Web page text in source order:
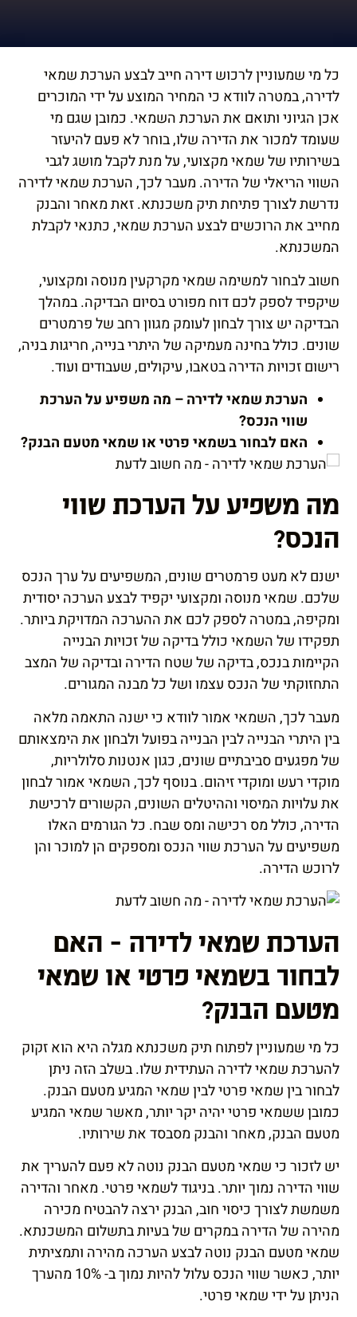
font_download סמן קישורים
לאפס
את
כל
האפשרויות
השארת משוב
הצהרת נגישות
כל מי שמעוניין לרכוש דירה חייב לבצע הערכת שמאי
לדירה, במטרה לוודא כי המחיר המוצע על ידי המוכרים
אכן הגיוני ותואם את הערכת השמאי. כמובן שגם מי
שעומד למכור את הדירה שלו, בוחר לא פעם להיעזר
בשירותיו של שמאי מקצועי, על מנת לקבל מושג לגבי
השווי הריאלי של הדירה. מעבר לכך, הערכת שמאי לדירה
נדרשת לצורך פתיחת תיק משכנתא. זאת מאחר והבנק
מחייב את הרוכשים לבצע הערכת שמאי, כתנאי לקבלת
המשכנתא.
חשוב לבחור למשימה שמאי מקרקעין מנוסה ומקצועי,
שיקפיד לספק לכם דוח מפורט בסיום הבדיקה. במהלך
הבדיקה יש צורך לבחון לעומק מגוון רחב של פרמטרים
שונים. כולל בחינה מעמיקה של היתרי בנייה, חריגות בניה,
רישום זכויות הדירה בטאבו, עיקולים, שעבודים ועוד.
הערכת שמאי לדירה – מה משפיע על הערכת
שווי הנכס?
האם לבחור בשמאי פרטי או שמאי מטעם הבנק?
מה משפיע על הערכת שווי
הנכס?
ישנם לא מעט פרמטרים שונים, המשפיעים על ערך הנכס
שלכם. שמאי מנוסה ומקצועי יקפיד לבצע הערכה יסודית
ומקיפה, במטרה לספק לכם את ההערכה המדויקת ביותר.
תפקידו של השמאי כולל בדיקה של זכויות הבנייה
הקיימות בנכס, בדיקה של שטח הדירה ובדיקה של המצב
התחזוקתי של הנכס עצמו ושל כל מבנה המגורים.
מעבר לכך, השמאי אמור לוודא כי ישנה התאמה מלאה
בין היתרי הבנייה לבין הבנייה בפועל ולבחון את הימצאותם
של מפגעים סביבתיים שונים, כגון אנטנות סלולריות,
מוקדי רעש ומוקדי זיהום. בנוסף לכך, השמאי אמור לבחון
את עלויות המיסוי וההיטלים השונים, הקשורים לרכישת
הדירה, כולל מס רכישה ומס שבח. כל הגורמים האלו
משפיעים על הערכת שווי הנכס ומספקים הן למוכר והן
לרוכש הדירה.
הערכת שמאי לדירה – האם
לבחור בשמאי פרטי או שמאי
מטעם הבנק?
כל מי שמעוניין לפתוח תיק משכנתא מגלה היא הוא זקוק
להערכת שמאי לדירה העתידית שלו. בשלב הזה ניתן
לבחור בין שמאי פרטי לבין שמאי המגיע מטעם הבנק.
כמובן ששמאי פרטי יהיה יקר יותר, מאשר שמאי המגיע
מטעם הבנק, מאחר והבנק מסבסד את שירותיו.
יש לזכור כי שמאי מטעם הבנק נוטה לא פעם להעריך את
שווי הדירה נמוך יותר. בניגוד לשמאי פרטי. מאחר והדירה
משמשת לצורך כיסוי חוב, הבנק ירצה להבטיח מכירה
מהירה של הדירה במקרים של בעיות בתשלום המשכנתא.
שמאי מטעם הבנק נוטה לבצע הערכה מהירה ותמציתית
יותר, כאשר שווי הנכס עלול להיות נמוך ב- 10% מהערך
הניתן על ידי שמאי פרטי.